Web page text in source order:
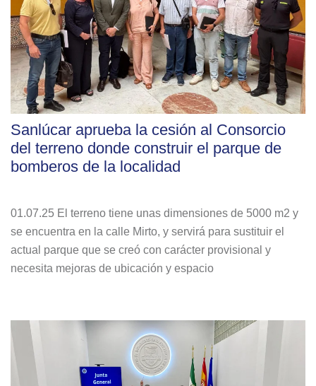
Sanlúcar aprueba la cesión al Consorcio
del terreno donde construir el parque de
bomberos de la localidad
01.07.25 El terreno tiene unas dimensiones de 5000 m2 y
se encuentra en la calle Mirto, y servirá para sustituir el
actual parque que se creó con carácter provisional y
necesita mejoras de ubicación y espacio